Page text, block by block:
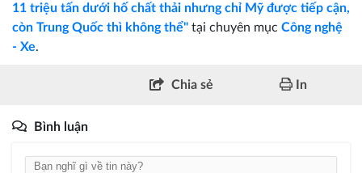
11 triệu tấn dưới hố chất thải nhưng chỉ Mỹ được tiếp cận,
còn Trung Quốc thì không thể" tại chuyên mục Công nghệ
- Xe.
Chia sẻ In
Bình luận